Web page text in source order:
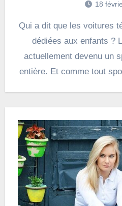
18
Qui a dit que les voitures télécommandées étaient
dédiées aux enfants ?
actuellement devenu un
entière. Et comme tout